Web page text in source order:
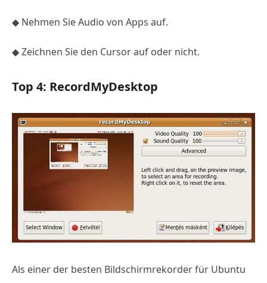
◆ Nehmen Sie Audio von Apps auf.
◆ Zeichnen Sie den Cursor auf oder nicht.
Top 4: RecordMyDesktop
Als einer der besten Bildschirmrekorder für Ubuntu